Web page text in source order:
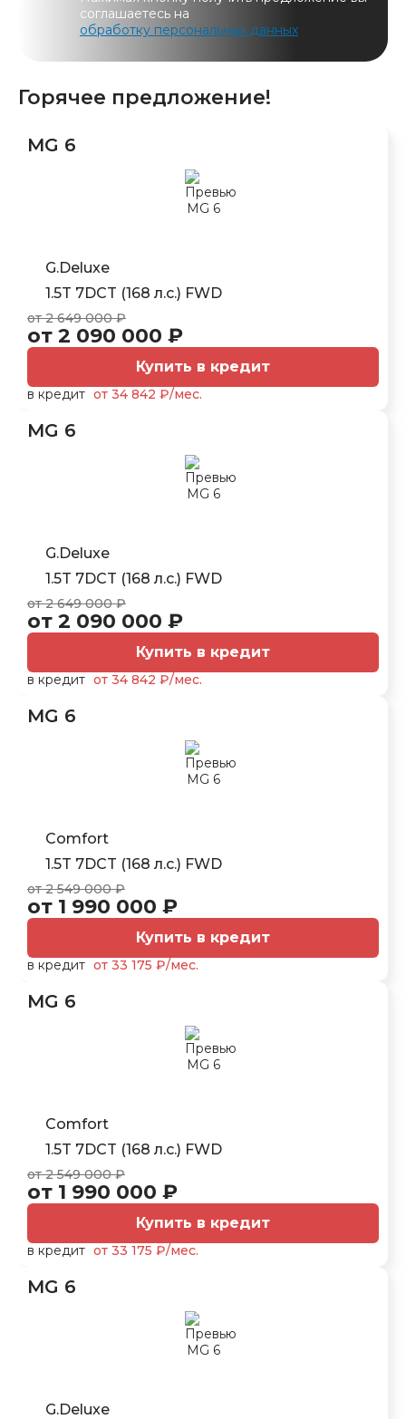
соглашаетесь на
обработку персональных данных
Горячее предложение!
MG 6
G.Deluxe
1.5T 7DCT (168 л.с.) FWD
от 2 649 000 ₽
от 2 090 000 ₽
Купить в кредит
в кредит от 34 842 ₽/мес.
MG 6
G.Deluxe
1.5T 7DCT (168 л.с.) FWD
от 2 649 000 ₽
от 2 090 000 ₽
Купить в кредит
в кредит от 34 842 ₽/мес.
MG 6
Comfort
1.5T 7DCT (168 л.с.) FWD
от 2 549 000 ₽
от 1 990 000 ₽
Купить в кредит
в кредит от 33 175 ₽/мес.
MG 6
Comfort
1.5T 7DCT (168 л.с.) FWD
от 2 549 000 ₽
от 1 990 000 ₽
Купить в кредит
в кредит от 33 175 ₽/мес.
MG 6
G.Deluxe